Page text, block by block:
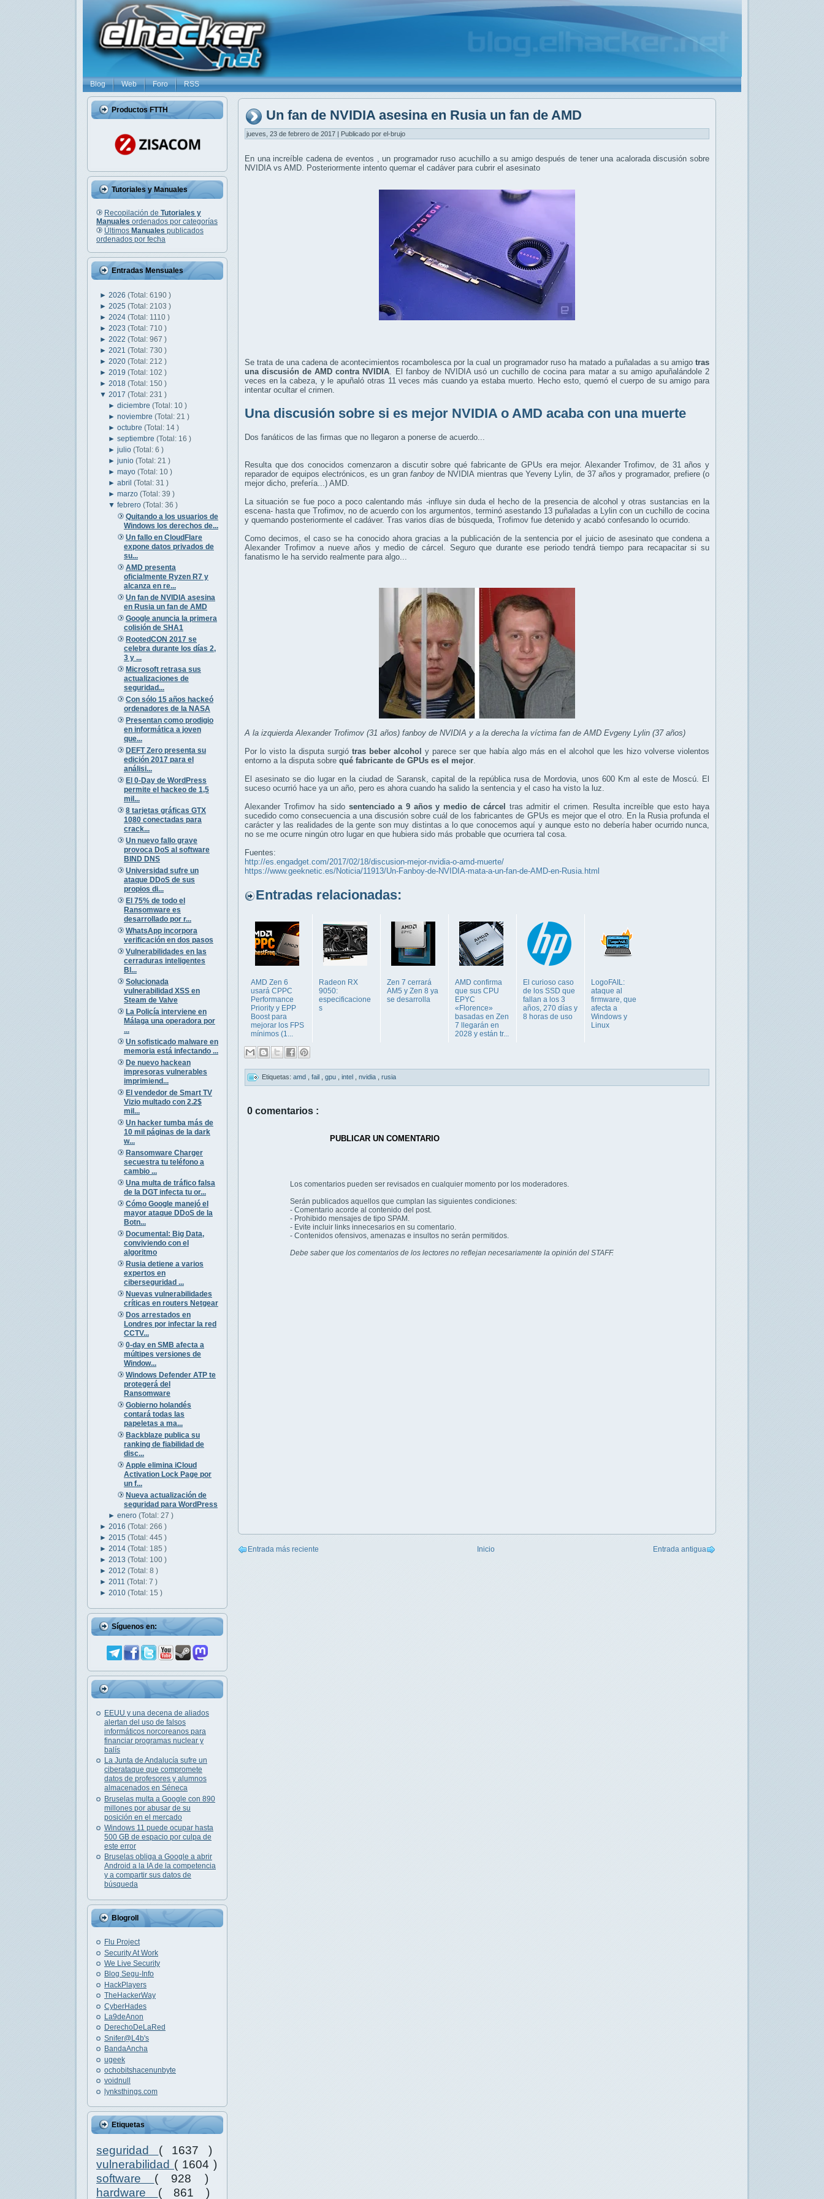
Blog Web Foro RSS
Productos FTTH
Tutoriales y Manuales
Recopilación de Tutoriales y
Manuales ordenados por categorías
Últimos Manuales publicados
ordenados por fecha
Entradas Mensuales
► 2026 (Total: 6190 )
► 2025 (Total: 2103 )
► 2024 (Total: 1110 )
► 2023 (Total: 710 )
► 2022 (Total: 967 )
► 2021 (Total: 730 )
► 2020 (Total: 212 )
► 2019 (Total: 102 )
► 2018 (Total: 150 )
▼ 2017 (Total: 231 )
►diciembre(Total: 10 )
►noviembre(Total: 21 )
►octubre(Total: 14 )
►septiembre(Total: 16 )
►julio(Total: 6 )
►junio(Total: 21 )
►mayo(Total: 10 )
►abril(Total: 31 )
►marzo(Total: 39 )
▼febrero(Total: 36 )
Quitando a los usuarios de
Windows los derechos de...
Un fallo en CloudFlare
expone datos privados de
su...
AMD presenta
oficialmente Ryzen R7 y
alcanza en re...
Un fan de NVIDIA asesina
en Rusia un fan de AMD
Google anuncia la primera
colisión de SHA1
RootedCON 2017 se
celebra durante los días 2,
3 y ...
Microsoft retrasa sus
actualizaciones de
seguridad...
Con sólo 15 años hackeó
ordenadores de la NASA
Presentan como prodigio
en informática a joven
que...
DEFT Zero presenta su
edición 2017 para el
análisi...
El 0-Day de WordPress
permite el hackeo de 1,5
mil...
8 tarjetas gráficas GTX
1080 conectadas para
crack...
Un nuevo fallo grave
provoca DoS al software
BIND DNS
Universidad sufre un
ataque DDoS de sus
propios di...
El 75% de todo el
Ransomware es
desarrollado por r...
WhatsApp incorpora
verificación en dos pasos
Vulnerabilidades en las
cerraduras inteligentes
Bl...
Solucionada
vulnerabilidad XSS en
Steam de Valve
La Policía interviene en
Málaga una operadora por
...
Un sofisticado malware en
memoria está infectando ...
De nuevo hackean
impresoras vulnerables
imprimiend...
El vendedor de Smart TV
Vizio multado con 2.2$
mil...
Un hacker tumba más de
10 mil páginas de la dark
w...
Ransomware Charger
secuestra tu teléfono a
cambio ...
Una multa de tráfico falsa
de la DGT infecta tu or...
Cómo Google manejó el
mayor ataque DDoS de la
Botn...
Documental: Big Data,
conviviendo con el
algoritmo
Rusia detiene a varios
expertos en
ciberseguridad ...
Nuevas vulnerabilidades
críticas en routers Netgear
Dos arrestados en
Londres por infectar la red
CCTV...
0-day en SMB afecta a
múltipes versiones de
Window...
Windows Defender ATP te
protegerá del
Ransomware
Gobierno holandés
contará todas las
papeletas a ma...
Backblaze publica su
ranking de fiabilidad de
disc...
Apple elimina iCloud
Activation Lock Page por
un f...
Nueva actualización de
seguridad para WordPress
►enero(Total: 27 )
► 2016 (Total: 266 )
► 2015 (Total: 445 )
► 2014 (Total: 185 )
► 2013 (Total: 100 )
► 2012 (Total: 8 )
► 2011 (Total: 7 )
► 2010 (Total: 15 )
Síguenos en:
EEUU y una decena de aliados
alertan del uso de falsos
informáticos norcoreanos para
financiar programas nuclear y
balís
La Junta de Andalucía sufre un
ciberataque que compromete
datos de profesores y alumnos
almacenados en Séneca
Bruselas multa a Google con 890
millones por abusar de su
posición en el mercado
Windows 11 puede ocupar hasta
500 GB de espacio por culpa de
este error
Bruselas obliga a Google a abrir
Android a la IA de la competencia
y a compartir sus datos de
búsqueda
Blogroll
Flu Project
Security At Work
We Live Security
Blog Segu-Info
HackPlayers
TheHackerWay
CyberHades
La9deAnon
DerechoDeLaRed
Snifer@L4b's
BandaAncha
ugeek
ochobitshacenunbyte
voidnull
lynksthings.com
Etiquetas
seguridad ( 1637 )
vulnerabilidad ( 1604 )
software ( 928 )
hardware ( 861 )
Un fan de NVIDIA asesina en Rusia un fan de AMD
jueves, 23 de febrero de 2017 | Publicado por el-brujo
En una increíble cadena de eventos , un programador ruso acuchillo a su amigo después de tener una acalorada discusión sobre
NVIDIA vs AMD. Posteriormente intento quemar el cadáver para cubrir el asesinato
Se trata de una cadena de acontecimientos rocambolesca por la cual un programador ruso ha matado a puñaladas a su amigo tras
una discusión de AMD contra NVIDIA . El fanboy de NVIDIA usó un cuchillo de cocina para matar a su amigo apuñalándole 2
veces en la cabeza, y le apuñaló otras 11 veces más cuando ya estaba muerto. Hecho esto, quemó el cuerpo de su amigo para
intentar ocultar el crimen.
Una discusión sobre si es mejor NVIDIA o AMD acaba con una muerte
Dos fanáticos de las firmas que no llegaron a ponerse de acuerdo...
Resulta que dos conocidos comenzaron a discutir sobre qué fabricante de GPUs era mejor. Alexander Trofimov, de 31 años y
reparador de equipos electrónicos, es un gran fanboyde NVIDIA mientras que Yeveny Lylin, de 37 años y programador, prefiere (o
mejor dicho, prefería...) AMD.
La situación se fue poco a poco calentando más -influye sin duda el hecho de la presencia de alcohol y otras sustancias en la
escena- hasta que Trofimov, no de acuerdo con los argumentos, terminó asestando 13 puñaladas a Lylin con un cuchillo de cocina
y quemando posteriormente el cadáver. Tras varios días de búsqueda, Trofimov fue detenido y acabó confesando lo ocurrido.
Como decimos, el caso se ha conocido ahora gracias a la publicación de la sentencia por el juicio de asesinato que condena a
Alexander Trofimov a nueve años y medio de cárcel. Seguro que durante ese periodo tendrá tiempo para recapacitar si su
fanatismo le ha servido realmente para algo...
A la izquierda Alexander Trofimov (31 años) fanboy de NVIDIA y a la derecha la víctima fan de AMD Evgeny Lylin (37 años)
Por lo visto la disputa surgió tras beber alcohol y parece ser que había algo más en el alcohol que les hizo volverse violentos
entorno a la disputa sobre qué fabricante de GPUs es el mejor.
El asesinato se dio lugar en la ciudad de Saransk, capital de la república rusa de Mordovia, unos 600 Km al este de Moscú. El
suceso ocurrió hace ya un año, pero es ahora cuando ha salido la sentencia y el caso ha visto la luz.
Alexander Trofimov ha sido sentenciado a 9 años y medio de cárcel
tras admitir el crimen. Resulta increíble que esto haya
sucedido como consecuencia a una discusión sobre cuál de los fabricantes de GPUs es mejor que el otro. En la Rusia profunda el
carácter y las realidades de la gente son muy distintas a lo que conocemos aquí y aunque esto no debería haber ocurrido nunca,
no se me ocurre ningún otro lugar en que hubiera sido más probable que ocurriera tal cosa.
Fuentes:
http://es.engadget.com/2017/02/18/discusion-mejor-nvidia-o-amd-muerte/
https://www.geeknetic.es/Noticia/11913/Un-Fanboy-de-NVIDIA-mata-a-un-fan-de-AMD-en-Rusia.html
Entradas relacionadas:
AMD Zen 6
usará CPPC
Performance
Priority y EPP
Boost para
mejorar los FPS
mínimos (1...
Radeon RX
9050:
especificacione
s
Zen 7 cerrará
AM5 y Zen 8 ya
se desarrolla
AMD confirma
que sus CPU
EPYC
«Florence»
basadas en Zen
7 llegarán en
2028 y están tr...
El curioso caso
de los SSD que
fallan a los 3
años, 270 días y
8 horas de uso
LogoFAIL:
ataque al
firmware, que
afecta a
Windows y
Linux
Etiquetas: amd fail gpu intel nvidia rusia
0 comentarios :
PUBLICAR UN COMENTARIO
Los comentarios pueden ser revisados en cualquier momento por los moderadores.
Serán publicados aquellos que cumplan las siguientes condiciones:
- Comentario acorde al contenido del post.
- Prohibido mensajes de tipo SPAM.
- Evite incluir links innecesarios en su comentario.
- Contenidos ofensivos, amenazas e insultos no serán permitidos.
Debe saber que los comentarios de los lectores no reflejan necesariamente la opinión del STAFF.
Entrada más reciente Entrada antigua
Inicio